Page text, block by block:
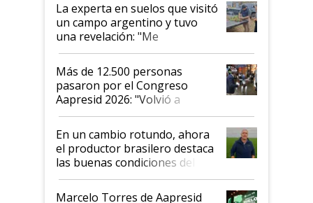
La experta en suelos que visitó
un campo argentino y tuvo
una revelación: "Me
impresionó mucho"
Más de 12.500 personas
pasaron por el Congreso
Aapresid 2026: "Volvió a
demostrar que hablar del
suelo es hablar de todo el
sistema productivo"
En un cambio rotundo, ahora
el productor brasilero destaca
las buenas condiciones del
agro argentino para invertir:
"Los veo más motivados"
Marcelo Torres de Aapresid